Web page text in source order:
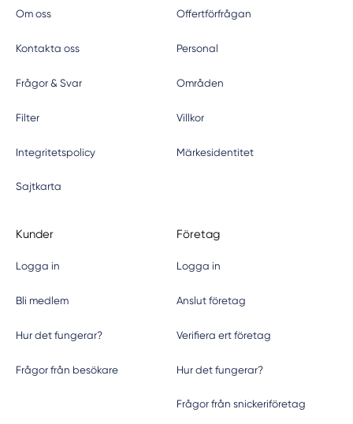
Om oss Offertförfrågan
Kontakta oss Personal
Frågor & Svar Områden
Filter Villkor
Integritetspolicy Märkesidentitet
Sajtkarta
Kunder
Logga in
Bli medlem
Hur det fungerar?
Frågor från besökare
Företag
Logga in
Anslut företag
Verifiera ert företag
Hur det fungerar?
Frågor från snickeriföretag